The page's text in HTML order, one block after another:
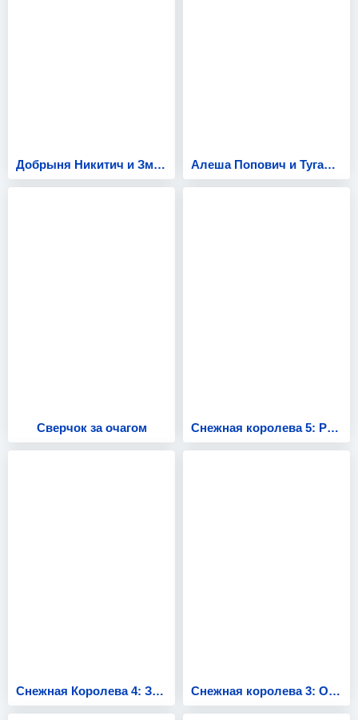
Добрыня Никитич и Змей Горыныч Алеша Попович и Тугарин Змей
Сверчок за очагом Снежная королева 5: Разморозка
Снежная Королева 4: Зазеркалье Снежная королева 3: Огонь и лед